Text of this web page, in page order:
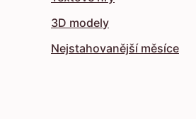
3D modely
Nejstahovanější měsíce